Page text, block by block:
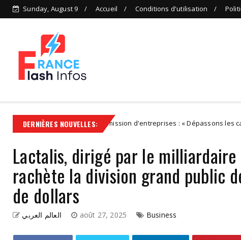
Sunday, August 9 Accueil Conditions d'utilisation
DERNIÈRES NOUVELLES:
IDEES Transmission d'entreprises : « Dépassons les caricatures
Lactalis, dirigé par le
rachète la division grand public
de dollars
العالم العربي août 27, 2025 Business